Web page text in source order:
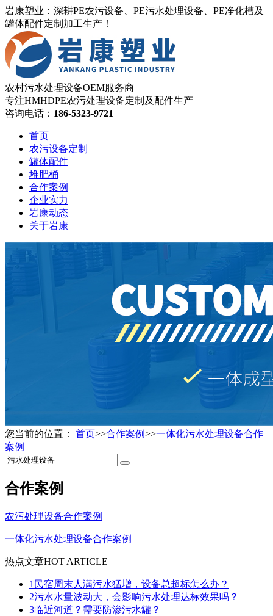
岩康塑业：深耕PE农污设备、PE污水处理设备、PE净化槽及
罐体配件定制加工生产！
农村污水处理设备OEM服务商
专注HMHDPE农污处理设备定制及配件生产
咨询电话： 186-5323-9721
首页
农污设备定制
罐体配件
堆肥桶
合作案例
企业实力
岩康动态
关于岩康
您当前的位置： 首页>>合作案例>>一体化污水处理设备合作
案例
合作案例
农污处理设备合作案例
一体化污水处理设备合作案例
热点文章HOT ARTICLE
1 民宿周末人满污水猛增，设备总超标怎么办？
2污水水量波动大，会影响污水处理达标效果吗？
3临近河道？需要防渗污水罐？